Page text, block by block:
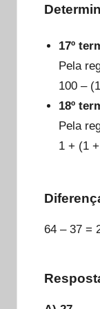
17º
Pela
100 –
18º
Pela
1 + (1
64 – 37 =